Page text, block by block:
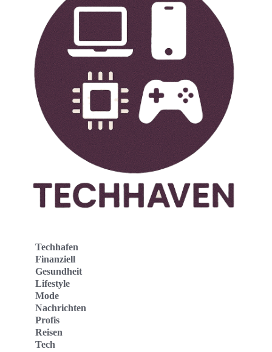
Techhafen
Finanziell
Gesundheit
Lifestyle
Mode
Nachrichten
Profis
Reisen
Tech